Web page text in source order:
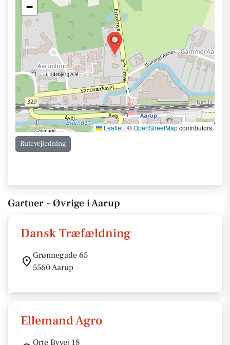
−
Leaflet | ©OpenStreetMapcontributors
Rutevejledning
Gartner - Øvrige i Aarup
Dansk Træfældning
Grønnegade 65
5560 Aarup
Ellemand Agro
Orte Byvej 18